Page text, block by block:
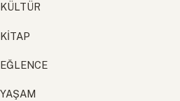
KÜLTÜR
KİTAP
EĞLENCE
YAŞAM